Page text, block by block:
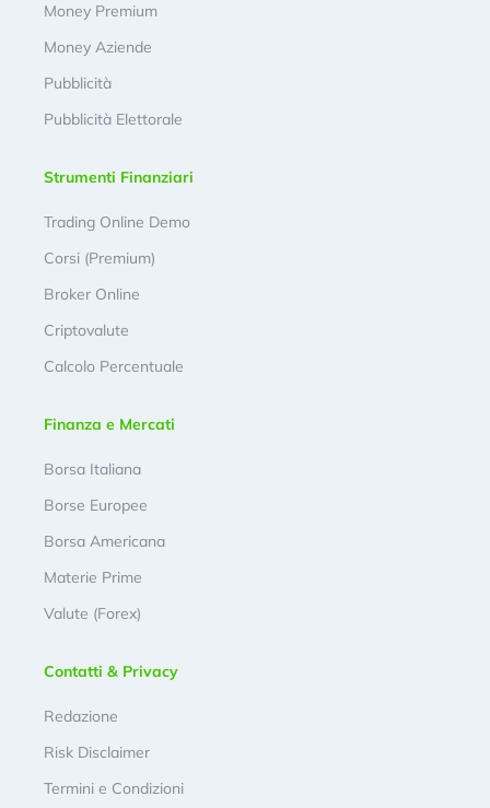
Money Premium
Money Aziende
Pubblicità
Pubblicità Elettorale
Strumenti Finanziari
Trading Online Demo
Corsi (Premium)
Broker Online
Criptovalute
Calcolo Percentuale
Finanza e Mercati
Borsa Italiana
Borse Europee
Borsa Americana
Materie Prime
Valute (Forex)
Contatti & Privacy
Redazione
Risk Disclaimer
Termini e Condizioni